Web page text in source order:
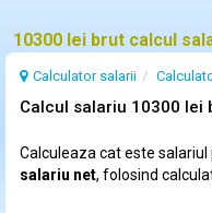
10300 lei brut calcul
Calculator salarii
Calcul salariu 10300 lei
Calculeaza cat este salariul
salariu net, folosind